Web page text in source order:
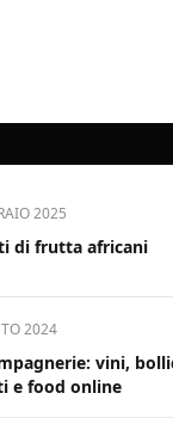
2025
di frutta africani
2024
vini,
e food online